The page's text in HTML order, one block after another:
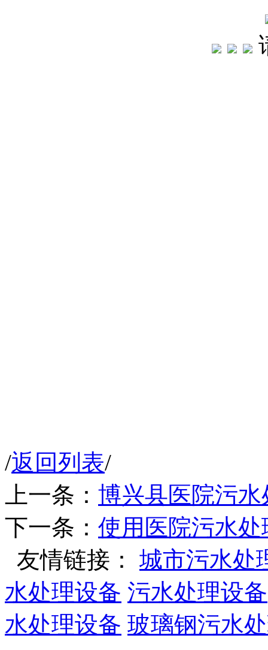
/返回列表/
上一条： 博兴县医院污
下一条： 使用医院污水
友情链接： 城市污水处
水处理设备 污水处理设备
水处理设备 玻璃钢污水